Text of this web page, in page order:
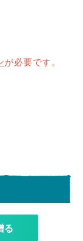
が必要です。
る